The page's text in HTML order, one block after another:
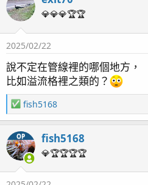
還是一樣呆傻呆傻可愛可愛的樣
我喜歡～哈哈
每次看到總是都會想笑
第1次養花豹不知道牠與其他
網上查不是這樣的～所以可能
目前牠的狀態都非常的穩定，
而且很主動，偶爾刮藻為花豹
天氣很冷，加溫棒早已經打開
💎💎💎🏆🏆
2025/02/22
說不定在管線裡的哪個地方，
比如溢流格裡之類的？
R
e
c
t
i
o
fish5168
OP fish5168
💎🏆🏆🏆🏆